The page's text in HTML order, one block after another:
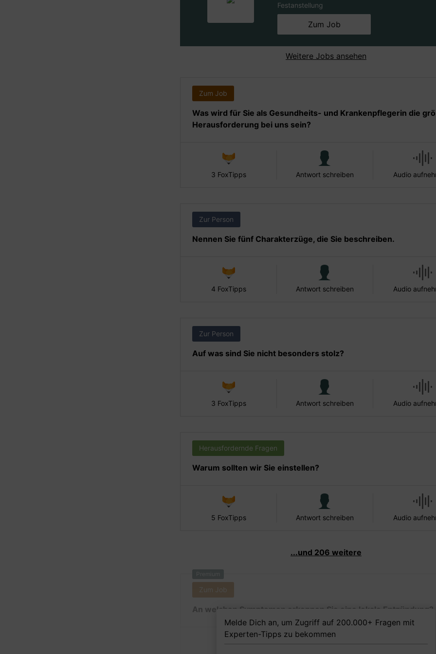
Festanstellung
Zum Job
Weitere Jobs ansehen
Zum Job
Was wird für Sie als Gesundheits- und Krankenpflegerin die
Herausforderung bei uns sein?
3 FoxTipps Antwort schreiben Audio
Zur Person
Nennen Sie fünf Charakterzüge, die Sie beschreiben.
4 FoxTipps Antwort schreiben Audio
Zur Person
Auf was sind Sie nicht besonders stolz?
3 FoxTipps Antwort schreiben Audio
Herausfordernde Fragen
Warum sollten wir Sie einstellen?
5 FoxTipps Antwort schreiben Audio
...und 206 weitere
Premium
Zum Job
An welchen Symptomen erkennen Sie eine lokale Entzündung?
Melde Dich an, um Zugriff auf 200.000+ Fragen mit
Experten-Tipps zu bekommen